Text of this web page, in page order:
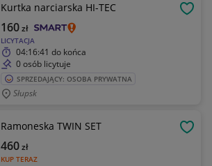
Kurtka narciarska HI-TEC
LICYTACJA
160zł
04:16:41 do końca
0 osób licytuje
SPRZEDAJĄCY: OSOBA PRYWATNA
Słupsk
Ramoneska TWIN SET
KUP TERAZ
460zł